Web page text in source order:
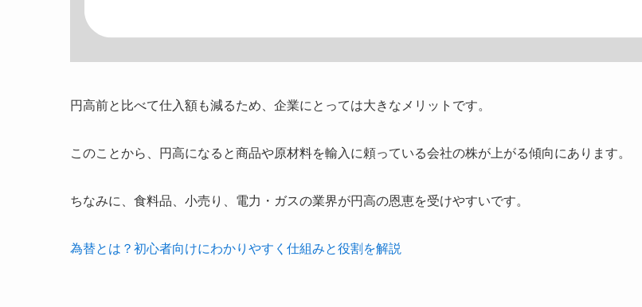
円高前と比べて仕入額も減るため、企業にとっては大きなメリットです。
このことから、円高になると商品や原材料を輸入に頼っている会社の株が上がる傾向にあります。
ちなみに、食料品、小売り、電力・ガスの業界が円高の恩恵を受けやすいです。
為替とは？初心者向けにわかりやすく仕組みと役割を解説